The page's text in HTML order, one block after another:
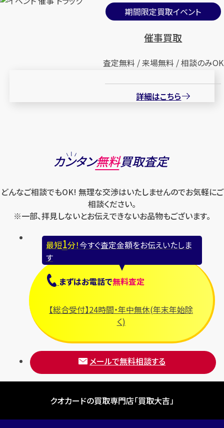
期間限定買取イベント
催事買取
査定無料 / 来場無料 / 相談のみOK
詳細はこちら
カンタン無料買取査定
どんなご相談でもOK! 無理な交渉はいたしませんのでお気軽にご
相談ください。
※一部、拝見しないとお伝えできないお品物もございます。
最短1分！今すぐ査定金額をお伝えいたしま
す
まずはお電話で無料査定
【総合受付】24時間・年中無休(年末年始除
く)
メールで無料相談する
クオカードの買取専門店「買取大吉」